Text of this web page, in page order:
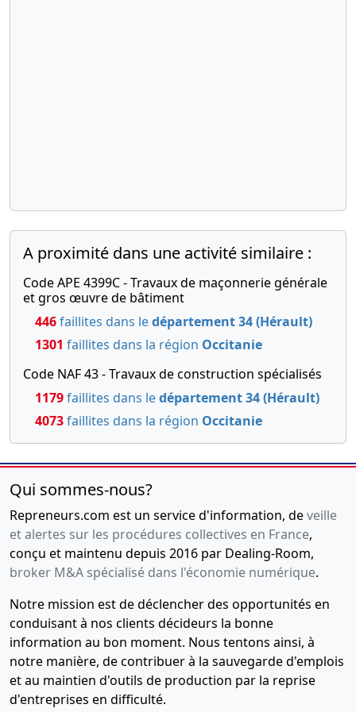
A proximité dans une activité similaire :
Code APE 4399C - Travaux de maçonnerie générale
et gros œuvre de bâtiment
446faillites dans ledépartement 34 (Hérault)
1301 faillites dans la région Occitanie
Code NAF 43 - Travaux de construction spécialisés
1179faillites dans ledépartement 34 (Hérault)
4073faillites dans la région Occitanie
Qui sommes-nous?
Repreneurs.com est un service d'information, deveille
et alertes sur les procédures collectives en France,
conçu et maintenu depuis 2016 par Dealing-Room,
broker M&A spécialisé dans l'économie numérique.
Notre mission est de déclencher des opportunités en
conduisant à nos clients décideurs la bonne
information au bon moment. Nous tentons ainsi, à
notre manière, de contribuer à la sauvegarde d'emplois
et au maintien d'outils de production par la reprise
d'entreprises en difficulté.